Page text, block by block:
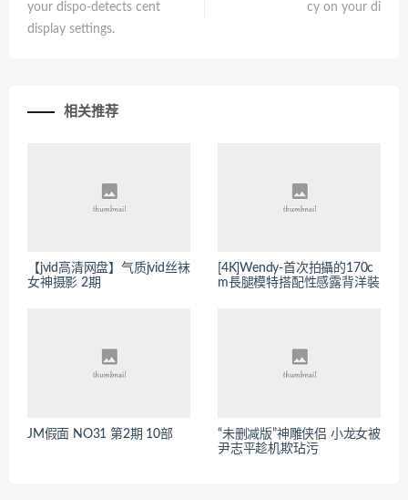
your dispo-detects cent
display settings.
cy on your di
相关推荐
【jvid高清网盘】气质jvid丝袜
女神摄影 2期
[4K]Wendy-首次拍攝的170c
m長腿模特搭配性感露背洋裝
JM假面 NO31 第2期 10部
“未删减版”神雕侠侣 小龙女被
尹志平趁机欺玷污